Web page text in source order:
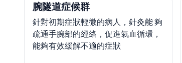
腕隧道症候群
針對初期症狀輕微的病人，針灸能 夠
疏通手腕部的經絡，促進氣血循環，
能夠有效緩解不適的症狀